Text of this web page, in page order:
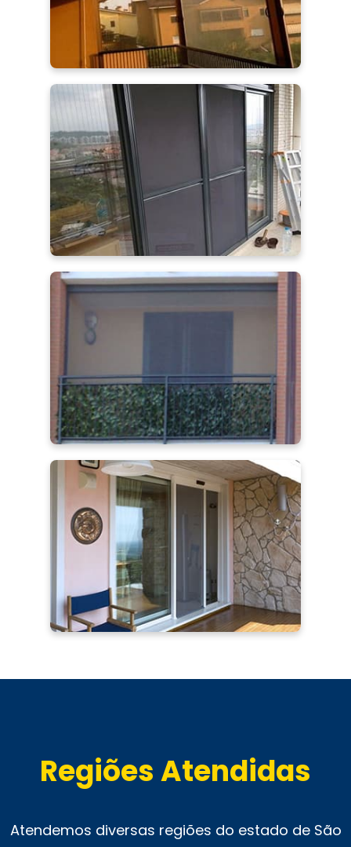
Regiões Atendidas
Atendemos diversas regiões do estado de São